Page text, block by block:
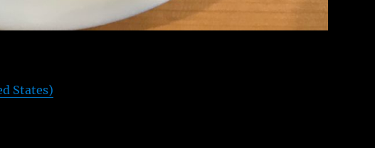
States)